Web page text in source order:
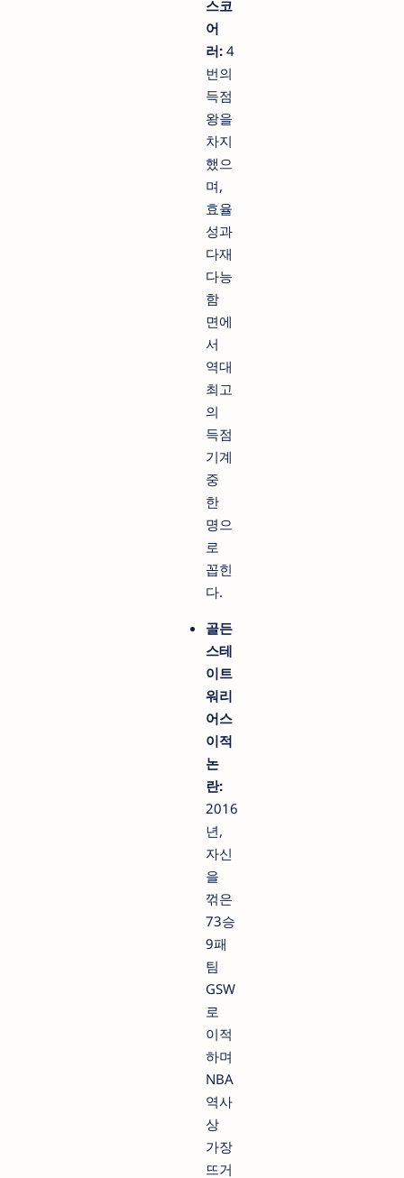
스코
어
러:4
번의
득점
왕을
차지
했으
며,
효율
성과
다재
다능
함
면에
서
역대
최고
의
득점
기계
중
한
명으
로
꼽힌
다.
골든
스테
이트
워리
어스
이적
논
란:
2016
년,
자신
을
꺾은
73승
9패
팀
GSW
로
이적
하며
NBA
역사
상
가장
뜨거